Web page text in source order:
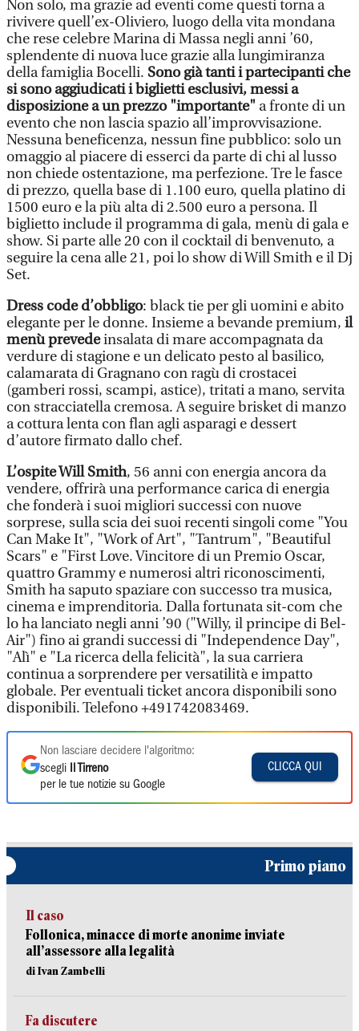
Non solo, ma grazie ad eventi come questi torna a
rivivere quell’ex-Oliviero, luogo della vita mondana
che rese celebre Marina di Massa negli anni ’60,
splendente di nuova luce grazie alla lungimiranza
della famiglia Bocelli. Sono già tanti i partecipanti che
si sono aggiudicati i biglietti esclusivi, messi a
disposizione a un prezzo "importante" a fronte di un
evento che non lascia spazio all’improvvisazione.
Nessuna beneficenza, nessun fine pubblico: solo un
omaggio al piacere di esserci da parte di chi al lusso
non chiede ostentazione, ma perfezione. Tre le fasce
di prezzo, quella base di 1.100 euro, quella platino di
1500 euro e la più alta di 2.500 euro a persona. Il
biglietto include il programma di gala, menù di gala e
show. Si parte alle 20 con il cocktail di benvenuto, a
seguire la cena alle 21, poi lo show di Will Smith e il Dj
Set.
Dress code d’obbligo: black tie per gli uomini e abito
elegante per le donne. Insieme a bevande premium, il
menù prevedeinsalata di mare accompagnata da
verdure di stagione e un delicato pesto al basilico,
calamarata di Gragnano con ragù di crostacei
(gamberi rossi, scampi, astice), tritati a mano, servita
con stracciatella cremosa. A seguire brisket di manzo
a cottura lenta con flan agli asparagi e dessert
d’autore firmato dallo chef.
L’ospite Will Smith, 56 anni con energia ancora da
vendere, offrirà una performance carica di energia
che fonderà i suoi migliori successi con nuove
sorprese, sulla scia dei suoi recenti singoli come "You
Can Make It", "Work of Art", "Tantrum", "Beautiful
Scars" e "First Love. Vincitore di un Premio Oscar,
quattro Grammy e numerosi altri riconoscimenti,
Smith ha saputo spaziare con successo tra musica,
cinema e imprenditoria. Dalla fortunata sit-com che
lo ha lanciato negli anni ’90 ("Willy, il principe di Bel-
Air") fino ai grandi successi di "Independence Day",
"Alì" e "La ricerca della felicità", la sua carriera
continua a sorprendere per versatilità e impatto
globale. Per eventuali ticket ancora disponibili sono
disponibili. Telefono +491742083469.
Non lasciare decidere l'algoritmo:
scegli
Il Tirreno
per le tue notizie su Google
CLICCA QUI
Primo piano
Il caso
Follonica, minacce di morte anonime inviate
all’assessore alla legalità
di Ivan Zambelli
Fa discutere